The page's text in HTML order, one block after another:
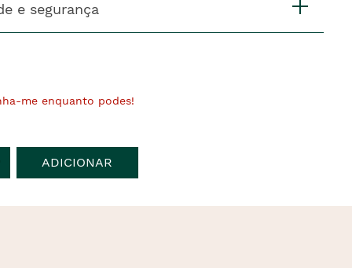
e segurança
me enquanto podes!
ADICIONAR